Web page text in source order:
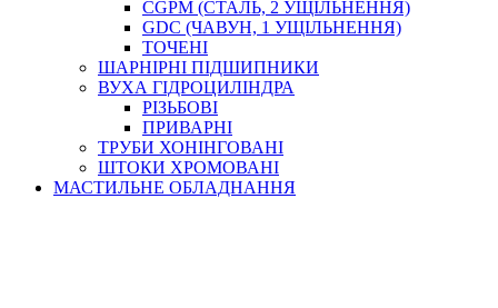
CGPM (СТАЛЬ, 2 УЩІЛЬНЕННЯ)
GDC (ЧАВУН, 1 УЩІЛЬНЕННЯ)
ТОЧЕНІ
ШАРНІРНІ ПІДШИПНИКИ
ВУХА ГІДРОЦИЛІНДРА
РІЗЬБОВІ
ПРИВАРНІ
ТРУБИ ХОНІНГОВАНІ
ШТОКИ ХРОМОВАНІ
МАСТИЛЬНЕ ОБЛАДНАННЯ